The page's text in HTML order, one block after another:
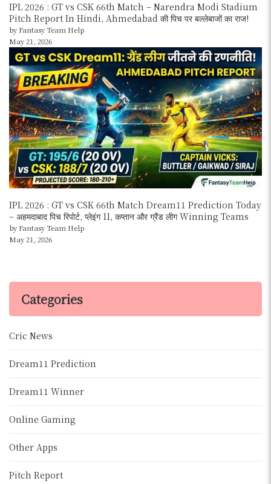
IPL 2026 : GT vs CSK 66th Match – Narendra Modi Stadium
Pitch Report In Hindi, Ahmedabad की पिच पर बल्लेबाजों का राज!
by Fantasy Team Help
May 21, 2026
IPL 2026 : GT vs CSK 66th Match Dream11 Prediction Today
– अहमदाबाद पिच रिपोर्ट, प्लेइंग 11, कप्तान और ग्रैंड लीग Winning Teams
by Fantasy Team Help
May 21, 2026
Categories
Cric News
Dream11 Prediction
Dream11 Winner
Online Gaming
Other Apps
Pitch Report